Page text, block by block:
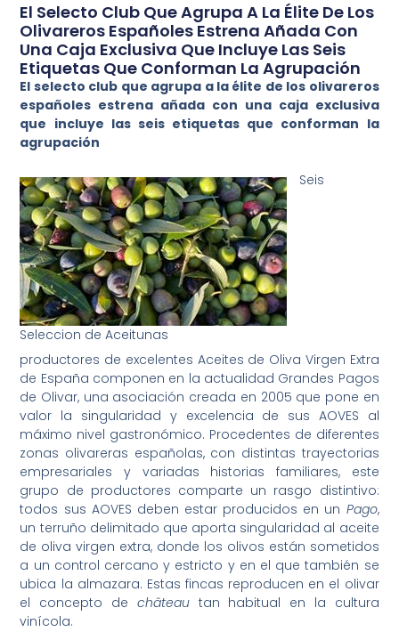
El Selecto Club Que Agrupa A La Élite De Los
Olivareros Españoles Estrena Añada Con
Una Caja Exclusiva Que Incluye Las Seis
Etiquetas Que Conforman La Agrupación
El selecto club que agrupa a la élite de los olivareros
españoles estrena añada con una caja exclusiva
que incluye las seis etiquetas que conforman la
agrupación
Seleccion de Aceitunas
Seis
productores de excelentes Aceites de Oliva Virgen Extra
de España componen en la actualidad Grandes Pagos
de Olivar, una asociación creada en 2005 que pone en
valor la singularidad y excelencia de sus AOVES al
máximo nivel gastronómico. Procedentes de diferentes
zonas olivareras españolas, con distintas trayectorias
empresariales y variadas historias familiares, este
grupo de productores comparte un rasgo distintivo:
todos sus AOVES deben estar producidos en un Pago,
un terruño delimitado que aporta singularidad al aceite
de oliva virgen extra, donde los olivos están sometidos
a un control cercano y estricto y en el que también se
ubica la almazara. Estas fincas reproducen en el olivar
el concepto de châteautan habitual en la cultura
vinícola.